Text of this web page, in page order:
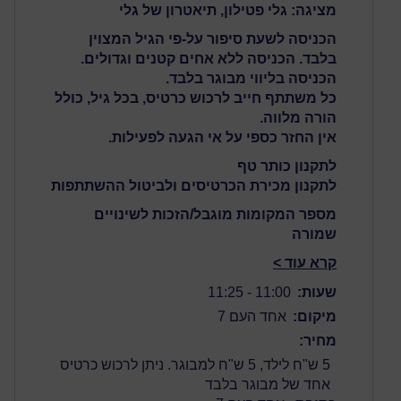
מציגה: גלי פטילון, תיאטרון של גלי
הכניסה לשעת סיפור על-פי הגיל המצוין
בלבד. הכניסה ללא אחים קטנים וגדולים.
הכניסה בליווי מבוגר בלבד.
כל משתתף חייב לרכוש כרטיס, בכל גיל, כולל
הורה מלווה.
אין החזר כספי על אי הגעה לפעילות.
לתקנון כותר טף
לתקנון מכירת הכרטיסים ולביטול ההשתתפות
מספר המקומות מוגבל/הזכות לשינויים
שמורה
קרא עוד >
שעות: 11:00 - 11:25
מיקום: אחד העם 7
מחיר:
5 ש"ח לילד, 5 ש"ח למבוגר. ניתן לרכוש כרטיס
אחד של מבוגר בלבד